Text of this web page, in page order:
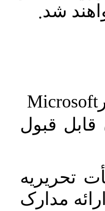
شد.
Microsoft
قبول
تحریریه
مدارک